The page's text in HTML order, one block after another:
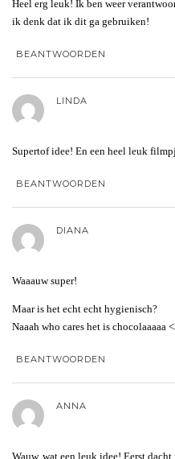
Heel erg leuk! Ik ben weer
ik denk dat ik dit ga gebruiken!
BEANTWOORDEN
LINDA
Supertof idee! En een heel leuk
BEANTWOORDEN
DIANA
Waaauw super!
Maar is het echt echt hygienisch?
Naaah who cares het is chocolaaaaa
BEANTWOORDEN
ANNA
Wauw, wat een leuk idee! Eerst